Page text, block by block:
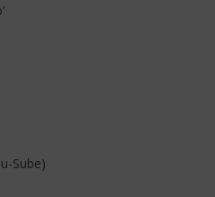
Sube)